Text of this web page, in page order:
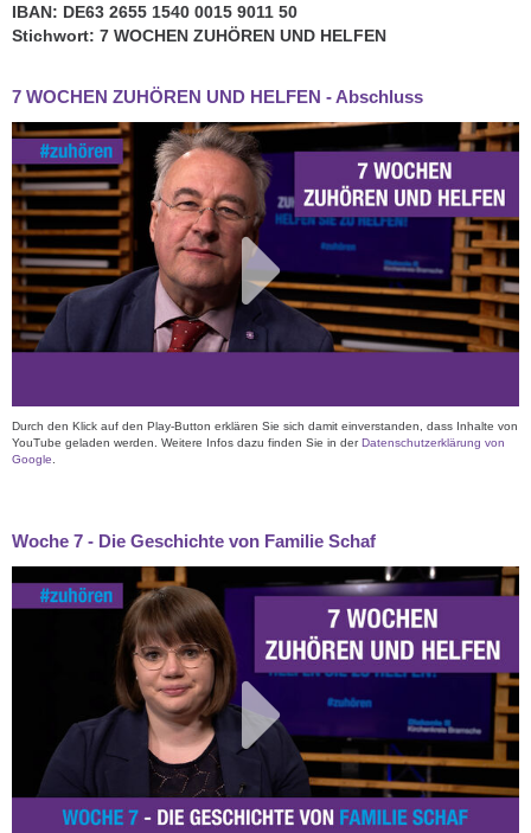
IBAN: DE63 2655 1540 0015 9011 50
Stichwort: 7 WOCHEN ZUHÖREN UND HELFEN
7 WOCHEN ZUHÖREN UND HELFEN - Abschluss
Durch den Klick auf den Play-Button erklären Sie sich damit einverstanden, dass Inhalte von
YouTube geladen werden. Weitere Infos dazu finden Sie in derDatenschutzerklärung von
Google
Woche 7 - Die Geschichte von Familie Schaf